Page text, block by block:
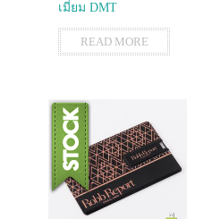
เมี่ยม DMT
READ MORE